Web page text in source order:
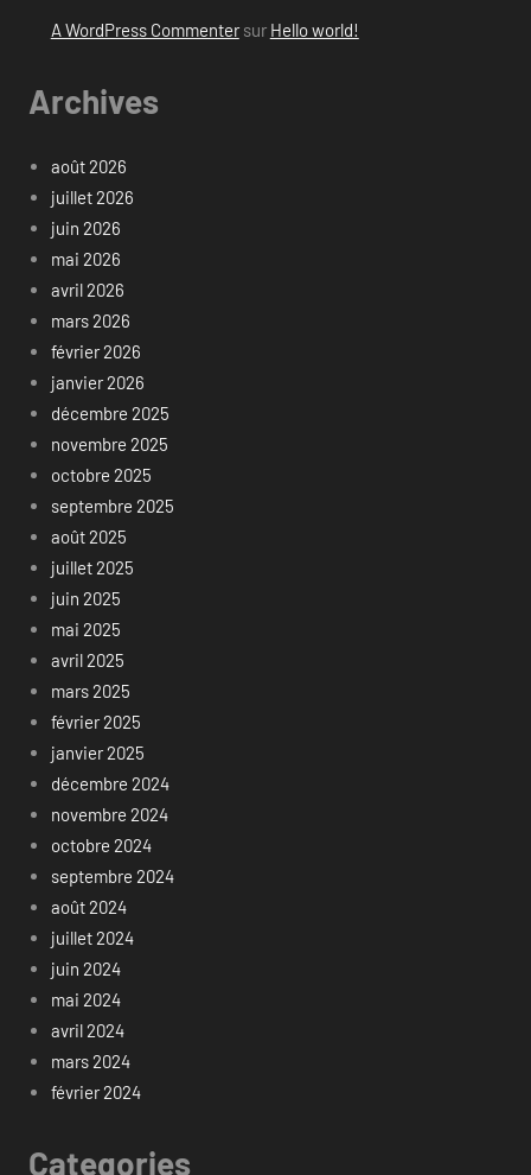
A WordPress Commentersur Hello world!
Archives
août 2026
juillet 2026
juin 2026
mai 2026
avril 2026
mars 2026
février 2026
janvier 2026
décembre 2025
novembre 2025
octobre 2025
septembre 2025
août 2025
juillet 2025
juin 2025
mai 2025
avril 2025
mars 2025
février 2025
janvier 2025
décembre 2024
novembre 2024
octobre 2024
septembre 2024
août 2024
juillet 2024
juin 2024
mai 2024
avril 2024
mars 2024
février 2024
Categories